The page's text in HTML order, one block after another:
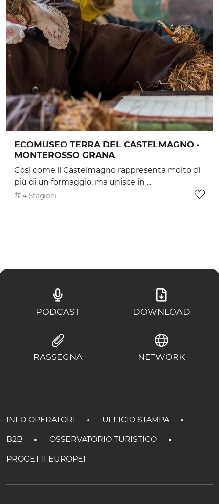
ECOMUSEO TERRA DEL CASTELMAGNO -
MONTEROSSO GRANA
Così come il Castelmagno rappresenta molto di
più di un formaggio, ma unisce in ...
4 Stagioni
PODCAST DOWNLOAD
RASSEGNA NETWORK
INFO OPERATORI UFFICIO STAMPA
B2B OSSERVATORIO TURISTICO
PROGETTI EUROPEI